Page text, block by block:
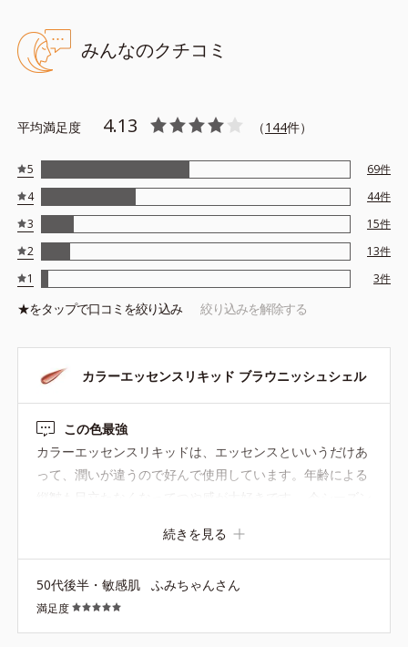
に整え、潤いの膜で唇を覆う処方
●カラーウェアリング処方=唇への密着感を高め、色持ちを良くする
処方
*1トリエトキシカプリリルシラン、ラウロイルリシン
チルヘキシル、ジメチルシリル化シリカ、BG、ペンチレングリコー
ル
※アレルギーテスト済＝全ての方にアレルギーが起こらないという
ことではありません。
みんなのクチコミ
平均満足度 4.13 （144件）
5 69件
4
44件
3
15件
2
13件
1
3件
★をタップで口コミを絞り込み 絞り込みを解除する
カラーエッセンスリキッド ブラウニッシュシェル
この色最強
カラーエッセンスリキッドは、エッセンスといいうだけあ
って、潤いが違うので好んで使用しています。年齢による
イクアップとしてこちらのカラーを購入してみました。 今
まで暗い印象があったので、ブラン系は避けていたのです
が、これは良い意味で騙されました。なんて素敵なブラウ
ン。大人っぽくもあり、華やかさも感じられる艶ブラウ
ン。なんで今まで買わなかったんだろうと後悔しました。
続きを見る
50代後半・敏感肌 ふみちゃんさん
満足度